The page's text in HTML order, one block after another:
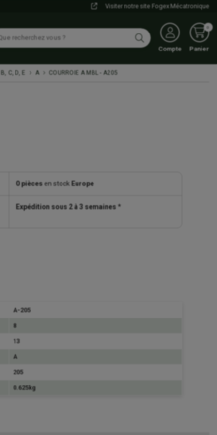
Visiter notre site Fogex Mécatronique
Compte
0
Panier
C, D, E A COURROIE A MBL - A205
0 piècesen stock Europe
Expédition sous 2 à 3 semaines *
A-205
8
13
A
205
0.625kg